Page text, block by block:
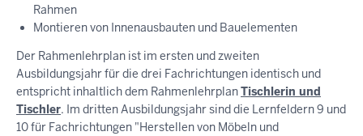
Rahmen
Montieren von Innenausbauten und Bauelementen
Der Rahmenlehrplan ist im ersten und zweiten
Ausbildungsjahr für die drei Fachrichtungen identisch und
entspricht inhaltlich dem RahmenlehrplanTischlerin und
Tischler. Im dritten Ausbildungsjahr sind die Lernfeldern 9 und
10 für Fachrichtungen "Herstellen von Möbeln und